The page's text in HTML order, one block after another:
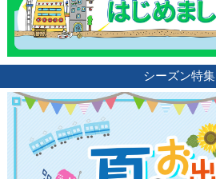
シーズン特集
観光ガイド
ランキング